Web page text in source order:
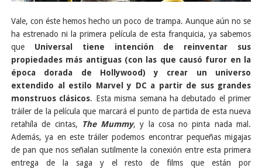
Vale, con éste hemos hecho un poco de trampa. Aunque aún no se
ha estrenado ni la primera película de esta franquicia, ya sabemos
que Universal tiene intención de reinventar sus
propiedades más antiguas (con las que causó furor en la
época dorada de Hollywood) y crear un universo
extendido al estilo Marvel y DC a partir de sus grandes
monstruos clásicos. Esta misma semana ha debutado el primer
tráiler de la película que marcará el punto de partida de esta nueva
retahíla de cintas,
The Mummy, y la cosa no pinta nada mal.
Además, ya en este tráiler podemos encontrar pequeñas migajas
de pan que nos señalan sutilmente la conexión entre esta primera
entrega de la saga y el resto de films que están por